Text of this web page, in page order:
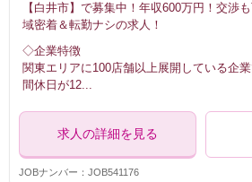
【白井市】で募集中！年収600万円！交渉
域密着＆転勤ナシの求人！
◇企業特徴
関東エリアに100店舗以上展開している企
間休日が12...
求人の詳細を見る
JOBナンバー：JOB541176